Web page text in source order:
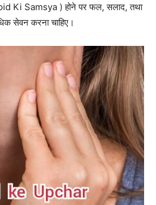
Ki Samsya ) होने पर फल, सलाद, तथा
सेवन करना चाहिए।